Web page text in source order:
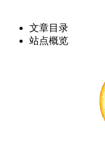
文章目录
站点概览